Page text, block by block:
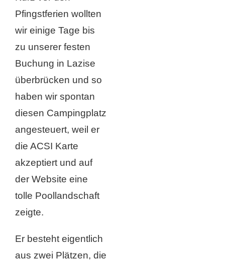
Pfingstferien wollten
wir einige Tage bis
zu unserer festen
Buchung in Lazise
überbrücken und so
haben wir spontan
diesen Campingplatz
angesteuert, weil er
die ACSI Karte
akzeptiert und auf
der Website eine
tolle Poollandschaft
zeigte.
Er besteht eigentlich
aus zwei Plätzen, die